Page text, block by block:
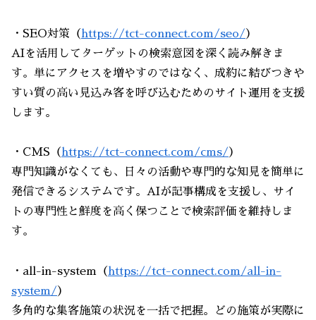
・SEO対策（ https://tct-connect.com/seo/）
AIを活用してターゲットの検索意図を深く読み解きま
す。単にアクセスを増やすのではなく、成約に結びつきや
すい質の高い見込み客を呼び込むためのサイト運用を支援
します。
・CMS（https://tct-connect.com/cms/）
専門知識がなくても、日々の活動や専門的な知見を簡単に
発信できるシステムです。AIが記事構成を支援し、サイ
トの専門性と鮮度を高く保つことで検索評価を維持しま
す。
・all-in-system（https://tct-connect.com/all-in-
system/）
多角的な集客施策の状況を一括で把握。どの施策が実際に